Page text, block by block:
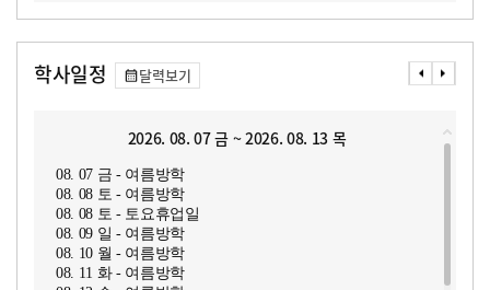
학사일정 달력보기
2026. 08. 07 금 ~ 2026. 08. 13 목
08. 07 금 - 여름방학
08. 08 토 - 여름방학
08. 08 토 - 토요휴업일
08. 09 일 - 여름방학
08. 10 월 - 여름방학
08. 11 화 - 여름방학